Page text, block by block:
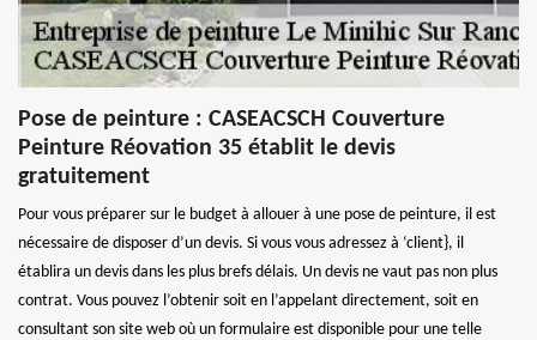
Pose de peinture : CASEACSCH Couverture
Peinture Réovation 35 établit le devis
gratuitement
Pour vous préparer sur le budget à allouer à une pose de peinture, il est
nécessaire de disposer d’un devis. Si vous vous adressez à ‘client}, il
établira un devis dans les plus brefs délais. Un devis ne vaut pas non plus
contrat. Vous pouvez l’obtenir soit en l’appelant directement, soit en
consultant son site web où un formulaire est disponible pour une telle